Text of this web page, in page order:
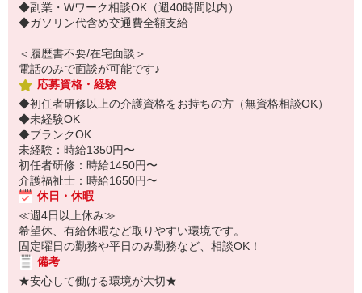
◆副業・Wワーク相談OK（週40時間以内）
◆ガソリン代含め交通費全額支給
＜履歴書不要/在宅面談＞
電話のみで面談が可能です♪
応募資格・経験
◆初任者研修以上の介護資格をお持ちの方（無資格相談OK）
◆未経験OK
◆ブランクOK
未経験：時給1350円〜
初任者研修：時給1450円〜
介護福祉士：時給1650円〜
休日・休暇
≪週4日以上休み≫
希望休、有給休暇など取りやすい環境です。
固定曜日の勤務や平日のみ勤務など、相談OK！
備考
★安心して働ける環境が大切★